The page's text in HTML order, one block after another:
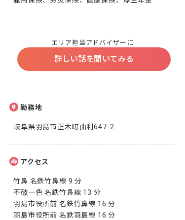
エリア担当アドバイザーに
詳しい話を聞いてみる
勤務地
岐阜県羽島市正木町曲利647-2
アクセス
竹鼻 名鉄竹鼻線 9 分
不破一色 名鉄竹鼻線 13 分
羽島市役所前 名鉄竹鼻線 16 分
羽島市役所前 名鉄羽島線 16 分